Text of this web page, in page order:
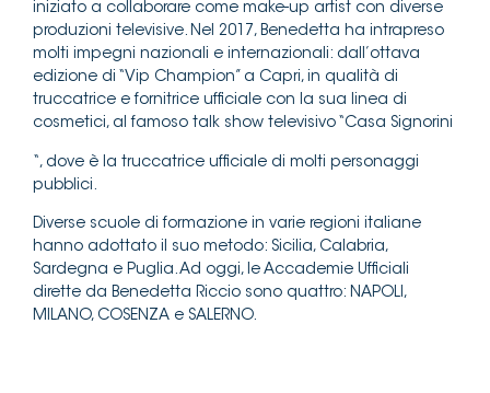
iniziato a collaborare come make-up artist con diverse
produzioni televisive. Nel 2017, Benedetta ha intrapreso
molti impegni nazionali e internazionali: dall’ottava
edizione di “Vip Champion” a Capri, in qualità di
truccatrice e fornitrice ufficiale con la sua linea di
cosmetici, al famoso talk show televisivo “Casa Signorini
“, dove è la truccatrice ufficiale di molti personaggi
pubblici.
Diverse scuole di formazione in varie regioni italiane
hanno adottato il suo metodo: Sicilia, Calabria,
Sardegna e Puglia. Ad oggi, le Accademie Ufficiali
dirette da Benedetta Riccio sono quattro: NAPOLI,
MILANO, COSENZA e SALERNO.